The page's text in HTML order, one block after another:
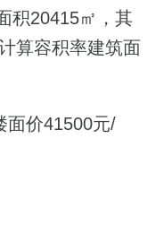
积20415㎡，其
算容积率建筑面
面价41500元/